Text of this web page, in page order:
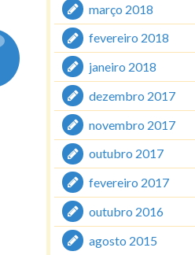
março 2018
fevereiro 2018
janeiro 2018
dezembro 2017
novembro 2017
outubro 2017
fevereiro 2017
outubro 2016
agosto 2015